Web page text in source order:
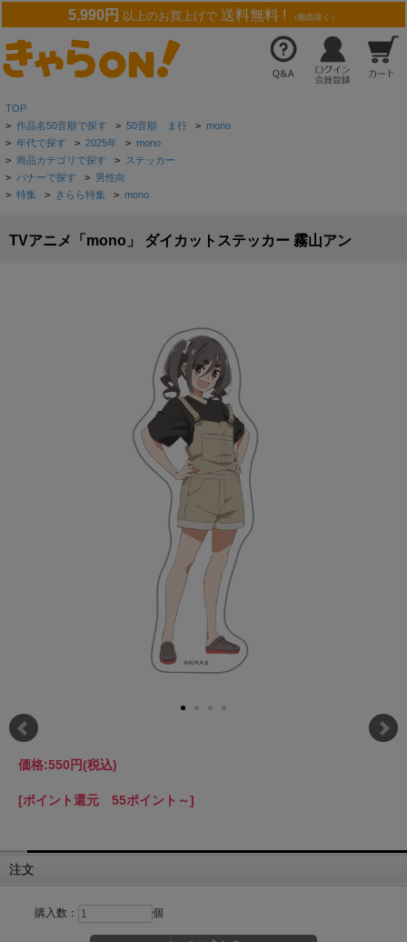
5,990円 以上のお買上げで 送料無料 ! （離島除く）
TOP
> 作品名50音順で探す > 50音順 ま行 > mono
> 年代で探す > 2025年 > mono
> 商品カテゴリで探す > ステッカー
> バナーで探す > 男性向
> 特集 > きらら特集 > mono
TVアニメ「mono」 ダイカットステッカー 霧山アン
価格:550円(税込)
[ポイント還元 55ポイント～]
注文
購入数： 個